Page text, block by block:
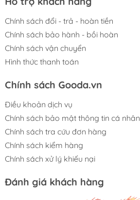
Chính sách đổi - trả - hoàn tiền
Chính sách bảo hành - bồi hoàn
Chính sách vận chuyển
Hình thức thanh toán
Chính sách Gooda.vn
Điều khoản dịch vụ
Chính sách bảo mật thông tin cá nhân
Chính sách tra cứu đơn hàng
Chính sách kiểm hàng
Chính sách xử lý khiếu nại
Đánh giá khách hàng